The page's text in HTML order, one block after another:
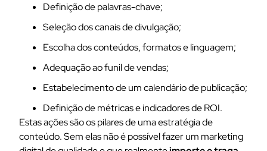
Definição de palavras-chave;
Seleção dos canais de divulgação;
Escolha dos conteúdos, formatos e linguagem;
Adequação ao funil de vendas;
Estabelecimento de um calendário de publicação;
Definição de métricas e indicadores de ROI.
Estas ações são os pilares de uma estratégia de
conteúdo. Sem elas não é possível fazer um marketing